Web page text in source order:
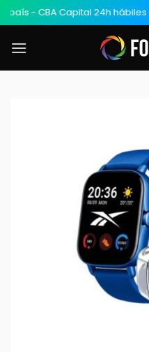
CBA Capital 24h hábiles